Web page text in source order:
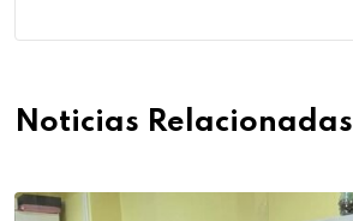
Noticias Relacionadas